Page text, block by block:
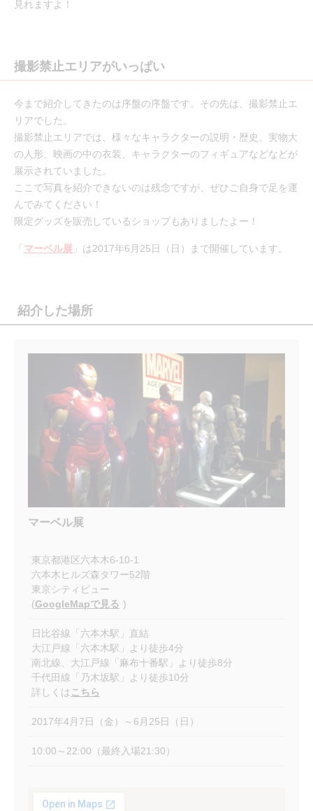
見れますよ！
撮影禁止エリアがいっぱい
今まで紹介してきたのは序盤の序盤です。その先は、撮影禁止エ
リアでした。
撮影禁止エリアでは、様々なキャラクターの説明・歴史、実物大
の人形、映画の中の衣装、キャラクターのフィギュアなどなどが
展示されていました。
ここで写真を紹介できないのは残念ですが、ぜひご自身で足を運
んでみてください！
限定グッズを販売しているショップもありましたよー！
「 マーベル展 」は2017年6月25日（日）まで開催しています。
紹介した場所
マーベル展
東京都港区六本木6-10-1
六本木ヒルズ森タワー52階
東京シティビュー
(GoogleMapで見る )
日比谷線「六本木駅」直結
大江戸線「六本木駅」より徒歩4分
南北線、大江戸線「麻布十番駅」より徒歩8分
千代田線「乃木坂駅」より徒歩10分
詳しくは こちら
2017年4月7日（金）～6月25日（日）
10:00～22:00（最終入場21:30）